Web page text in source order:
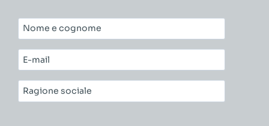
Nome
e
cognome*
E-
mail*
Ragione
sociale*